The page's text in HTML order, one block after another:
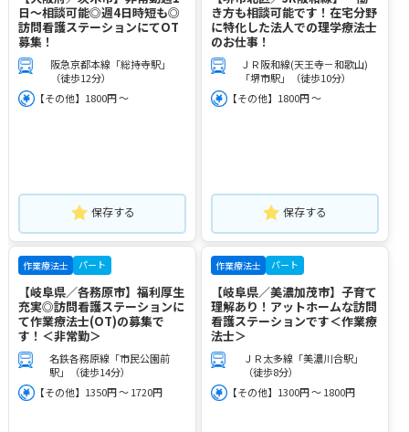
日～相談可能◎週4日時短も◎
訪問看護ステーションにてOT
募集！
阪急京都本線「総持寺駅」
（徒歩12分）
【その他】1800円 ～
保存する
き方も相談可能です！在宅分野
に特化した法人での理学療法士
のお仕事！
ＪＲ阪和線(天王寺－和歌山)
「堺市駅」（徒歩10分）
【その他】1800円 ～
保存する
作業療法士 パート
【岐阜県／各務原市】福利厚生
充実◎訪問看護ステーションに
て作業療法士(OT)の募集で
す！＜非常勤＞
名鉄各務原線「市民公園前
駅」（徒歩14分）
【その他】1350円 ～ 1720円
作業療法士 パート
【岐阜県／美濃加茂市】子育て
理解あり！アットホームな訪問
看護ステーションです＜作業療
法士＞
ＪＲ太多線「美濃川合駅」
（徒歩8分）
【その他】1300円 ～ 1800円